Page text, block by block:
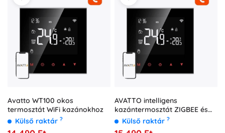
Avatto WT100 okos
termosztát WiFi kazánokhoz
Külső raktár ?
AVATTO intelligens
kazántermosztát ZIGBEE és
TUYA támogatással
Külső raktár ?